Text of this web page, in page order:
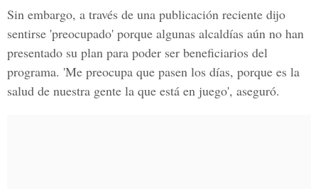
Sin embargo, a través de una publicación reciente dijo
sentirse 'preocupado' porque algunas alcaldías aún no han
presentado su plan para poder ser beneficiarios del
programa. 'Me preocupa que pasen los días, porque es la
salud de nuestra gente la que está en juego', aseguró.